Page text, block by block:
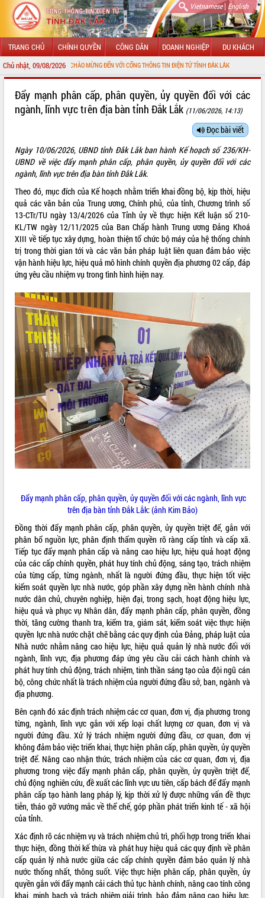
Vietnamese| English
TRANG CHỦ CHÍNH QUYỀN CÔNG DÂN DOANH NGHIỆP DU KHÁCH
Chủ nhật, 09/08/2026CHÀO MỪNG ĐẾN VỚI CỔNG THÔNG TIN ĐIỆN TỬ TỈNH ĐẮK LẮK
LÃNH ĐẠO UBND TỈNH
SỞ, BAN, NGÀNH
THÔNG TIN CHỈ ĐẠO ĐIỀU HÀNH
HỆ THỐNG VĂN BẢN
VĂN BẢN HĐND TỈNH
ĐIỂM TIN VĂN BẢN
QUY HOẠCH - KẾ HOẠCH
VIDEO
Khám bệnh, cấp phát thuốc miễn phí
và tặng quà người dân xã Cư Pui
Hội nghị UBND tỉnh Đắk Lắk thường kỳ
Lễ truy tặng danh hiệu “Bà Mẹ Việt
Nam Anh hùng” và trao Huân chương
Lao động
UBND tỉnh Đắk Lắk triển khai nhiệm
vụ 6 tháng cuối năm 2026
Kỳ họp thứ Hai, Hội đồng nhân dân
tỉnh khóa XI quyết nghị nhiều nội dung
quan trọng
Bí thư Tỉnh ủy Lương Nguyễn Minh
Triết thăm, tặng quà người có công với
cách mạng
Rà soát, hoàn thiện hệ thống thiết chế
văn hóa, thể thao đáp ứng yêu cầu
phát triển mới
ALBUM ẢNH
LIÊN KẾT WEB
Đẩy mạnh phân cấp, phân quyền, ủy quyền đối với các
ngành, lĩnh vực trên địa bàn tỉnh Đắk Lắk (11/06/2026, 14:13)
Đọc bài viết
Ngày 10/06/2026, UBND tỉnh Đắk Lắk ban hành Kế hoạch số 236/KH-
UBND về việc đẩy mạnh phân cấp, phân quyền, ủy quyền đối với các
ngành, lĩnh vực trên địa bàn tỉnh Đắk Lắk.
Theo đó, mục đích của Kế hoạch nhằm triển khai đồng bộ, kịp thời, hiệu
quả các văn bản của Trung ương, Chính phủ, của tỉnh, Chương trình số
13-CTr/TU ngày 13/4/2026 của Tỉnh ủy về thực hiện Kết luận số 210-
KL/TW ngày 12/11/2025 của Ban Chấp hành Trung ương Đảng Khoá
XIII về tiếp tục xây dựng, hoàn thiện tổ chức bộ máy của hệ thống chính
trị trong thời gian tới và các văn bản pháp luật liên quan đảm bảo việc
vận hành hiệu lực, hiệu quả mô hình chính quyền địa phương 02 cấp, đáp
ứng yêu cầu nhiệm vụ trong tình hình hiện nay.
Đẩy mạnh phân cấp, phân quyền, ủy quyền đối với các ngành, lĩnh vực
trên địa bàn tỉnh Đắk Lắk:(ảnh Kim Bảo)
Đồng thời đẩy mạnh phân cấp, phân quyền, ủy quyền triệt để, gắn với
phân bổ nguồn lực, phân định thẩm quyền rõ ràng cấp tỉnh và cấp xã.
Tiếp tục đẩy mạnh phân cấp và nâng cao hiệu lực, hiệu quả hoạt động
của các cấp chính quyền, phát huy tính chủ động, sáng tạo, trách nhiệm
của từng cấp, từng ngành, nhất là người đứng đầu, thực hiện tốt việc
kiểm soát quyền lực nhà nước, góp phần xây dựng nền hành chính nhà
nước dân chủ, chuyên nghiệp, hiện đại, trong sạch, hoạt động hiệu lực,
hiệu quả và phục vụ Nhân dân, đẩy mạnh phân cấp, phân quyền, đồng
thời, tăng cường thanh tra, kiểm tra, giám sát, kiểm soát việc thực hiện
quyền lực nhà nước chặt chẽ bằng các quy định của Đảng, pháp luật của
Nhà nước nhằm nâng cao hiệu lực, hiệu quả quản lý nhà nước đối với
ngành, lĩnh vực, địa phương đáp ứng yêu cầu cải cách hành chính và
phát huy tính chủ động, trách nhiệm, tinh thần sáng tạo của đội ngũ cán
bộ, công chức nhất là trách nhiệm của người đứng đầu sở, ban, ngành và
địa phương.
Bên cạnh đó xác định trách nhiệm các cơ quan, đơn vị, địa phương trong
từng, ngành, lĩnh vực gắn với xếp loại chất lượng cơ quan, đơn vị và
người đứng đầu. Xử lý trách nhiệm người đứng đầu, cơ quan, đơn vị
không đảm bảo việc triển khai, thực hiện phân cấp, phân quyền, ủy quyền
triệt để. Nâng cao nhận thức, trách nhiệm của các cơ quan, đơn vị, địa
phương trong việc đẩy mạnh phân cấp, phân quyền, ủy quyền triệt để,
chủ động nghiên cứu, đề xuất các lĩnh vực ưu tiên, cấp bách để đẩy mạnh
phân cấp tạo hành lang pháp lý, kịp thời xử lý được những vấn đề thực
tiễn, tháo gỡ vướng mắc về thể chế, góp phần phát triển kinh tế - xã hội
của tỉnh.
Xác định rõ các nhiệm vụ và trách nhiệm chủ trì, phối hợp trong triển khai
thực hiện, đồng thời kế thừa và phát huy hiệu quả các quy định về phân
cấp quản lý nhà nước giữa các cấp chính quyền đảm bảo quản lý nhà
nước thống nhất, thông suốt. Việc thực hiện phân cấp, phân quyền, ủy
quyền gắn với đẩy mạnh cải cách thủ tục hành chính, nâng cao tính công
khai, minh bạch và trách nhiệm giải trình, bảo đảm nâng cao hiệu lực,